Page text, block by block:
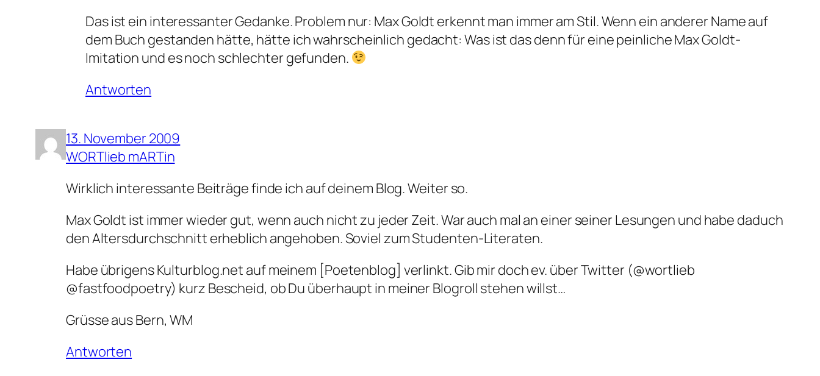
Das ist ein interessanter Gedanke. Problem nur: Max Goldt erkennt man immer am Stil. Wenn ein anderer Name auf
dem Buch gestanden hätte, hätte ich wahrscheinlich gedacht: Was ist das denn für eine peinliche Max Goldt-
Imitation und es noch schlechter gefunden.
Antworten
13. November 2009
WORTlieb mARTin
Wirklich interessante Beiträge finde ich auf deinem Blog. Weiter so.
Max Goldt ist immer wieder gut, wenn auch nicht zu jeder Zeit. War auch mal an einer seiner Lesungen und habe daduch
den Altersdurchschnitt erheblich angehoben. Soviel zum Studenten-Literaten.
Habe übrigens Kulturblog.net auf meinem [Poetenblog] verlinkt. Gib mir doch ev. über Twitter (@wortlieb
@fastfoodpoetry) kurz Bescheid, ob Du überhaupt in meiner Blogroll stehen willst…
Grüsse aus Bern, WM
Antworten